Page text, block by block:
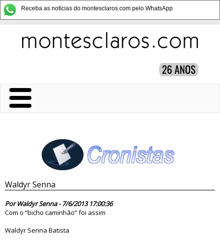
Receba as notícias do montesclaros.com pelo WhatsApp
Waldyr Senna
Por Waldyr Senna - 7/6/2013 17:00:36
Com o “bicho caminhão” foi assim
Waldyr Senna Batista